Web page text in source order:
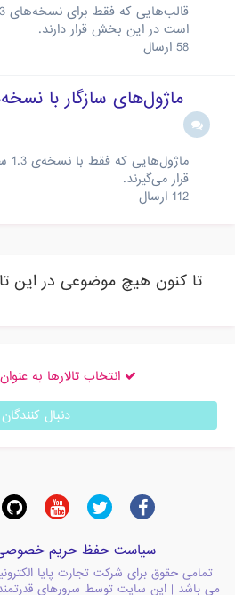
است در این بخش قرار دارند.
58 ارسال
ماژول‌های سازگار با
قرار می‌گیرند.
112 ارسال
تا کنون هیچ موضوعی در این
انتخاب تالارها به
دنبال کنندگان
سیاست حفظ حریم
تمامی حقوق برای شرکت تجارت پایا
می باشد | این سایت توسط سرورهای